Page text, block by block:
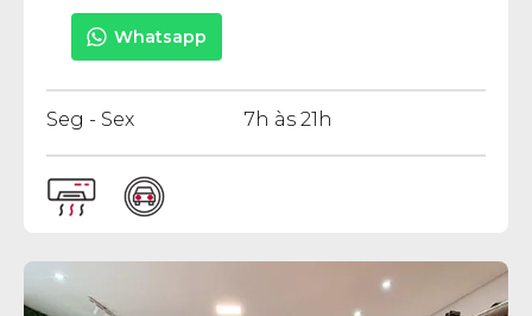
Whatsapp
Seg - Sex 7h às 21h